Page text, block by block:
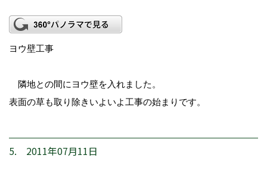
ヨウ壁工事
隣地との間にヨウ壁を入れました。
表面の草も取り除きいよいよ工事の始まりです。
5. 2011年07月11日